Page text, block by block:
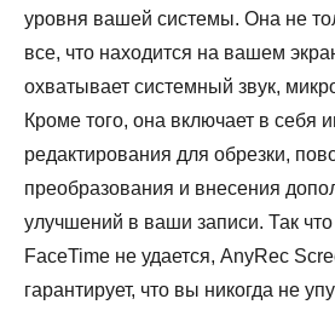
уровня вашей системы. Она не
все, что находится на вашем
охватывает системный звук,
Кроме того, она включает в себя
редактирования для обрезки,
преобразования и внесения
улучшений в ваши записи. Так
FaceTime не удается, AnyRec
гарантирует, что вы никогда не